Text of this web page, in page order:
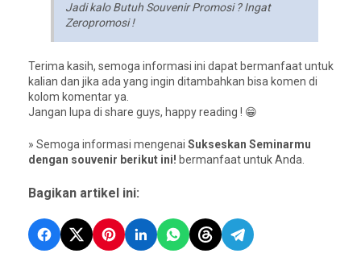
Jadi kalo Butuh Souvenir Promosi ? Ingat
Zeropromosi !
Terima kasih, semoga informasi ini dapat bermanfaat untuk
kalian dan jika ada yang ingin ditambahkan bisa komen di
kolom komentar ya.
Jangan lupa di share guys, happy reading ! 😁
» Semoga informasi mengenai Sukseskan Seminarmu
dengan souvenir berikut ini! bermanfaat untuk Anda.
Bagikan artikel ini: